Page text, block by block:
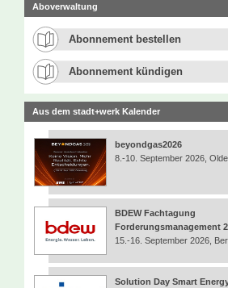
Aboverwaltung
Abonnement bestellen
Abonnement kündigen
Aus dem stadt+werk Kalender
beyondgas2026
8.-10. September 2026,
BDEW Fachtagung
Forderungsmanagement
15.-16. September 2026,
Solution Day Smart